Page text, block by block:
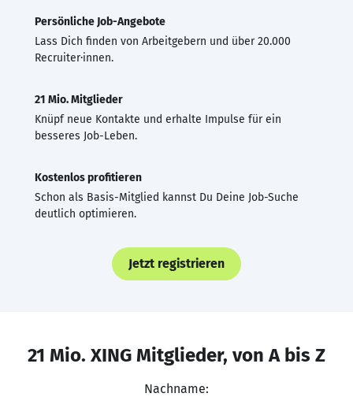
Persönliche Job-Angebote
Lass Dich finden von Arbeitgebern und über 20.000
Recruiter·innen.
21 Mio. Mitglieder
Knüpf neue Kontakte und erhalte Impulse für ein
besseres Job-Leben.
Kostenlos profitieren
Schon als Basis-Mitglied kannst Du Deine Job-Suche
deutlich optimieren.
Jetzt registrieren
21 Mio. XING Mitglieder, von A bis Z
Nachname: